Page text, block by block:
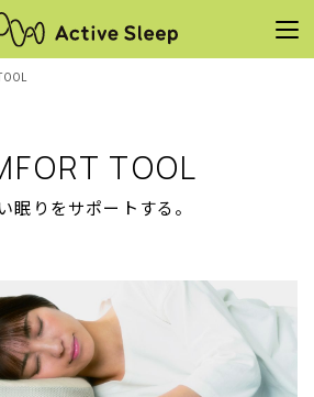
TOOL
眠りをサポートする。